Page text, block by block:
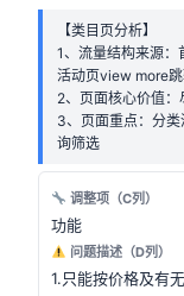
【类目页分析】
1、流量结构来源：
活动页view more
2、页面核心价值
3、页面重点：分
询筛选
调整项（C列）
功能
问题描述（D列）
1.只能按价格及有